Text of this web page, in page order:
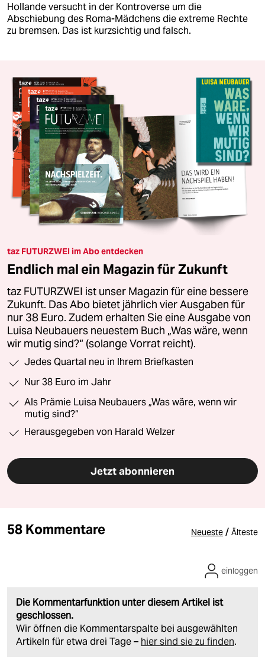
Hollande versucht in der Kontroverse um die
Abschiebung des Roma-Mädchens die extreme Rechte
zu bremsen. Das ist kurzsichtig und falsch.
taz FUTURZWEI im Abo entdecken
Endlich mal ein Magazin für Zukunft
taz FUTURZWEI ist unser Magazin für eine bessere
Zukunft. Das Abo bietet jährlich vier Ausgaben für
nur 38 Euro. Zudem erhalten Sie eine Ausgabe von
Luisa Neubauers neuestem Buch „Was wäre, wenn
wir mutig sind?“ (solange Vorrat reicht).
Jedes Quartal neu in Ihrem Briefkasten
Nur 38 Euro im Jahr
Als Prämie Luisa Neubauers „Was wäre, wenn wir
mutig sind?“
Herausgegeben von Harald Welzer
Jetzt abonnieren
58 Kommentare Neueste / Älteste
Die Kommentarfunktion unter diesem Artikel ist
geschlossen.
Wir öffnen die Kommentarspalte bei ausgewählten
Artikeln für etwa drei Tage – hier sind sie zu finden.
einloggen